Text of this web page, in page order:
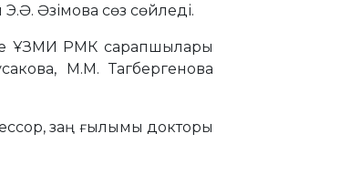
Әзімова сөз сөйледі.
ҰЗМИ РМК сарапшылары
М.М. Тагбергенова
заң ғылымы докторы